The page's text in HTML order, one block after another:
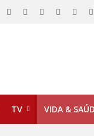
TV VIDA &